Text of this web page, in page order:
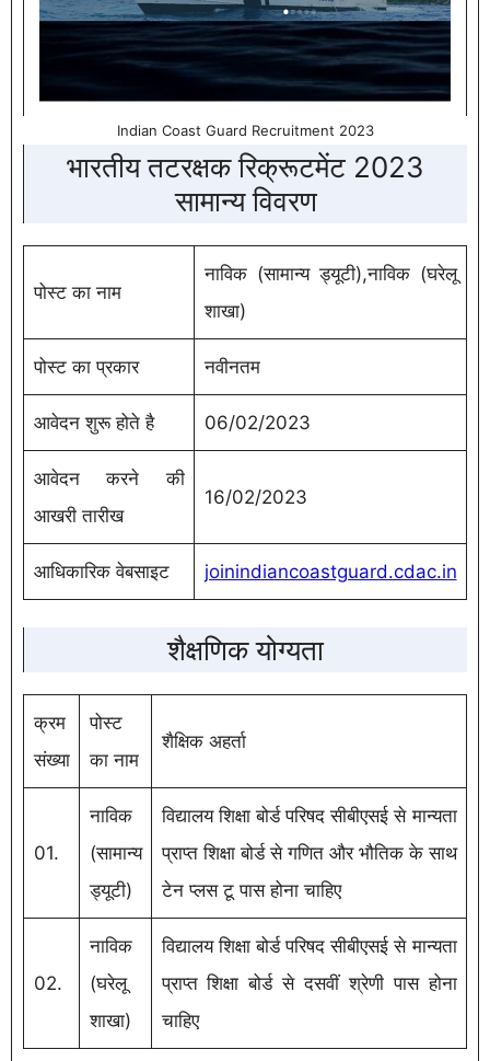
Indian Coast Guard Recruitment 2023
भारतीय तटरक्षक रिक्रूटमेंट 2023
सामान्य विवरण
पोस्ट का नाम
नाविक (सामान्य ड्यूटी),नाविक (घरेलू
शाखा)
पोस्ट का प्रकार नवीनतम
आवेदन शुरू होते है 06/02/2023
आवेदन करने की
आखरी तारीख
16/02/2023
आधिकारिक वेबसाइट joinindiancoastguard.cdac.in
शैक्षणिक योग्यता
क्रम
संख्या
पोस्ट
का नाम
शैक्षिक अहर्ता
01.
नाविक
(सामान्य
ड्यूटी)
विद्यालय शिक्षा बोर्ड परिषद सीबीएसई से मान्यता
प्राप्त शिक्षा बोर्ड से गणित और भौतिक के साथ
टेन प्लस टू पास होना चाहिए
02.
नाविक
(घरेलू
शाखा)
विद्यालय शिक्षा बोर्ड परिषद सीबीएसई से मान्यता
प्राप्त शिक्षा बोर्ड से दसवीं श्रेणी पास होना
चाहिए